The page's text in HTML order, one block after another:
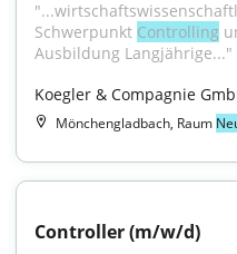
Schwerpunkt Controlling
Ausbildung Langjährige..."
Koegler & Compagnie
Mönchengladbach, Raum
Controller (m/w/d)